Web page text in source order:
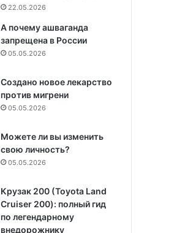
22.05.2026
А почему ашваганда
запрещена в России
05.05.2026
Создано новое лекарство
против мигрени
05.05.2026
Можете ли вы изменить
свою личность?
05.05.2026
Крузак 200 (Toyota Land
Cruiser 200): полный гид
по легендарному
внедорожнику